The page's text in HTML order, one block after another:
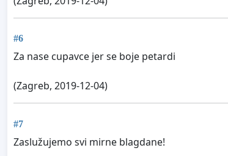
#6
Za nase cupavce jer se boje petardi
(Zagreb, 2019-12-04)
#7
Zaslužujemo svi mirne blagdane!